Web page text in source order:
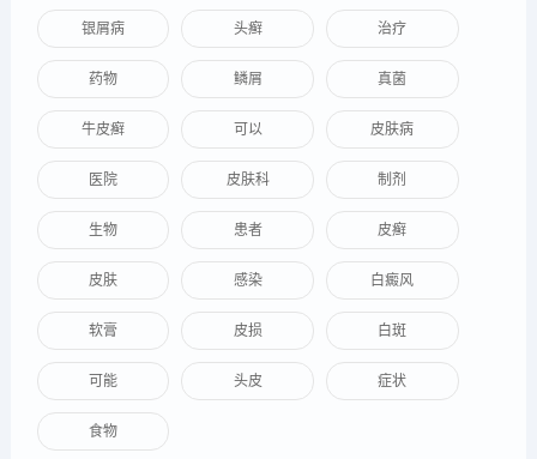
银屑病 头癣 治疗
药物 鳞屑 真菌
牛皮癣 可以 皮肤病
医院 皮肤科 制剂
生物 患者 皮癣
皮肤 感染 白癜风
软膏 皮损 白斑
可能 头皮 症状
食物